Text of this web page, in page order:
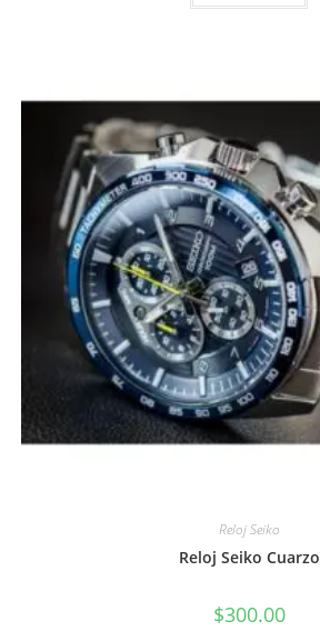
Reloj Seiko
Reloj Seiko Cuarzo
$300.00